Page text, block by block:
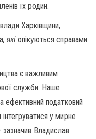
їх родин.
Харківщини,
, які опікуються справами
є важливим
служби. Наше
ефективний податковий
у мирне
Владислав